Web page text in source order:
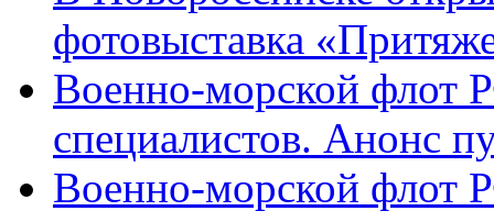
фотовыставка
Военно-морской флот
специалистов. Анонс
Военно-морской флот